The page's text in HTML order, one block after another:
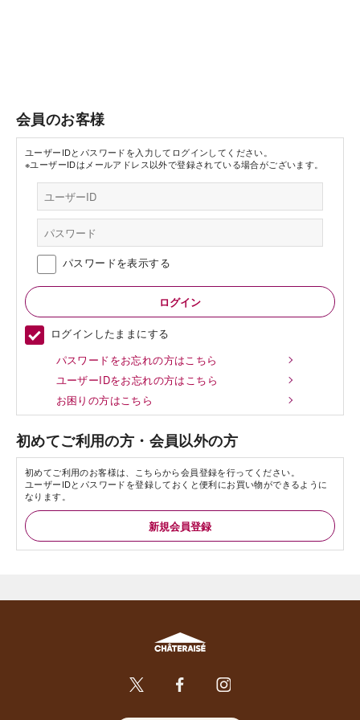
会員のお客様
ユーザーIDとパスワードを入力してログインしてください。
※ユーザーIDはメールアドレス以外で登録されている場合がございます。
パスワードを表示する
ログインしたままにする
パスワードをお忘れの方はこちら
ユーザーIDをお忘れの方はこちら
お困りの方はこちら
初めてご利用の方・会員以外の方
初めてご利用のお客様は、こちらから会員登録を行ってください。
ユーザーIDとパスワードを登録しておくと便利にお買い物ができるように
なります。